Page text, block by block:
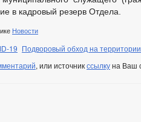
в кадровый резерв Отдела.
Новости
19 Подворовый обход на
, или источникссылкуна Ваш